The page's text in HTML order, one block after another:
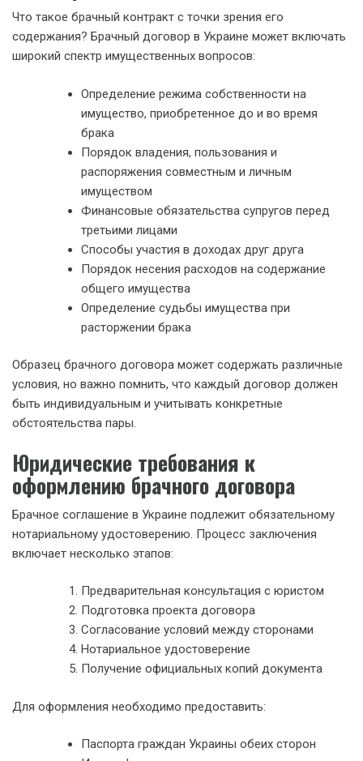
Что такое брачный контракт с точки зрения его
содержания? Брачный договор в Украине может включать
широкий спектр имущественных вопросов:
Определение режима собственности на
имущество, приобретенное до и во время
брака
Порядок владения, пользования и
распоряжения совместным и личным
имуществом
Финансовые обязательства супругов перед
третьими лицами
Способы участия в доходах друг друга
Порядок несения расходов на содержание
общего имущества
Определение судьбы имущества при
расторжении брака
Образец брачного договора может содержать различные
условия, но важно помнить, что каждый договор должен
быть индивидуальным и учитывать конкретные
обстоятельства пары.
Юридические требования к
оформлению брачного договора
Брачное соглашение в Украине подлежит обязательному
нотариальному удостоверению. Процесс заключения
включает несколько этапов:
Предварительная консультация с юристом
Подготовка проекта договора
Согласование условий между сторонами
Нотариальное удостоверение
Получение официальных копий документа
Для оформления необходимо предоставить:
Паспорта граждан Украины обеих сторон